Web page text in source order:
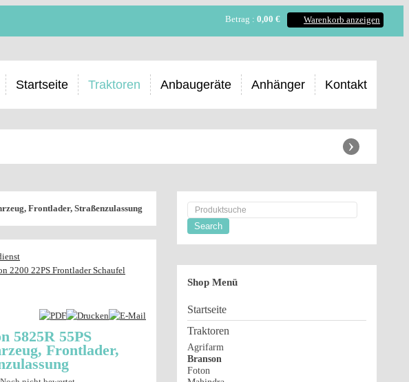
Betrag : 0,00 € Warenkorb anzeigen
Startseite Traktoren Anbaugeräte Anhänger Kontakt
›
Frontlader, Straßenzulassung
2200 22PS Frontlader Schaufel
5825R 55PS
Frontlader,
Shop Menü
Startseite
Traktoren
Agrifarm
Branson
Foton